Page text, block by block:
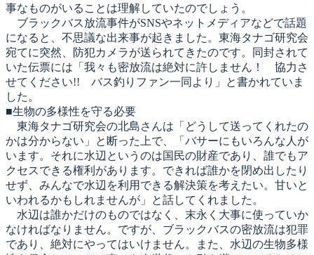
事なものがいることは理解していたのでしょう。
ブラックバス放流事件がSNSやネットメディアなどで話題
になると、不思議な出来事が起きました。東海タナゴ研究会
宛てに突然、防犯カメラが送られてきたのです。同封されて
いた伝票には「我々も密放流は絶対に許しません！ 協力さ
せてください!! バス釣りファン一同より」と書かれていま
した。
■生物の多様性を守る必要
東海タナゴ研究会の北島さんは「どうして送ってくれたの
かは分からない」と断った上で、「バサーにもいろんな人が
います。それに水辺というのは国民の財産であり、誰でもア
クセスできる権利があります。できれば誰かを閉め出したり
せず、みんなで水辺を利用できる解決策を考えたい。甘いと
いわれるかもしれませんが」と話してくれました。
水辺は誰かだけのものではなく、末永く大事に使っていか
なければなりません。ですが、ブラックバスの密放流は犯罪
であり、絶対にやってはいけません。また、水辺の生物多様